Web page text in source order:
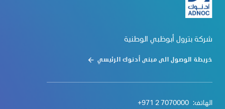
شركة بترول أبوظبي الوطنية
خريطة الوصول الى مبنى أدنوك الرئيسي
الهاتف: +971 2 7070000